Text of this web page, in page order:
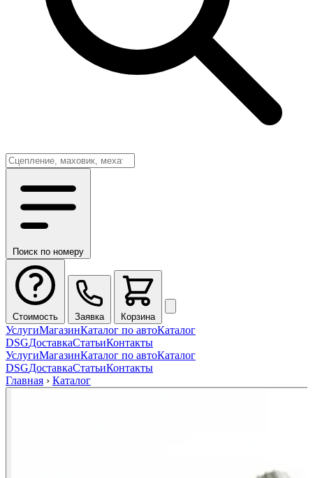
Поиск по номеру
Стоимость Заявка Корзина
УслугиМагазинКаталог по автоКаталог
DSGДоставкаСтатьиКонтакты
УслугиМагазинКаталог по автоКаталог
DSGДоставкаСтатьиКонтакты
Главная › Каталог